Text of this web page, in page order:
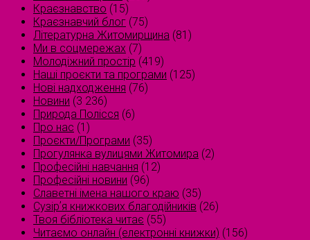
Краєзнавство (15)
Краєзнавчий блог (75)
Літературна Житомирщина (81)
Ми в соцмережах (7)
Молодіжний простір (419)
Наші проєкти та програми (125)
Нові надходження (76)
Новини (3 236)
Природа Полісся (6)
Про нас (1)
Проєкти/Програми (35)
Прогулянка вулицями Житомира (2)
Професійні навчання (12)
Професійні новини (96)
Славетні імена нашого краю (35)
Сузірʼя книжкових благодійників (26)
Твоя бібліотека читає (55)
Читаємо онлайн (електронні книжки) (156)